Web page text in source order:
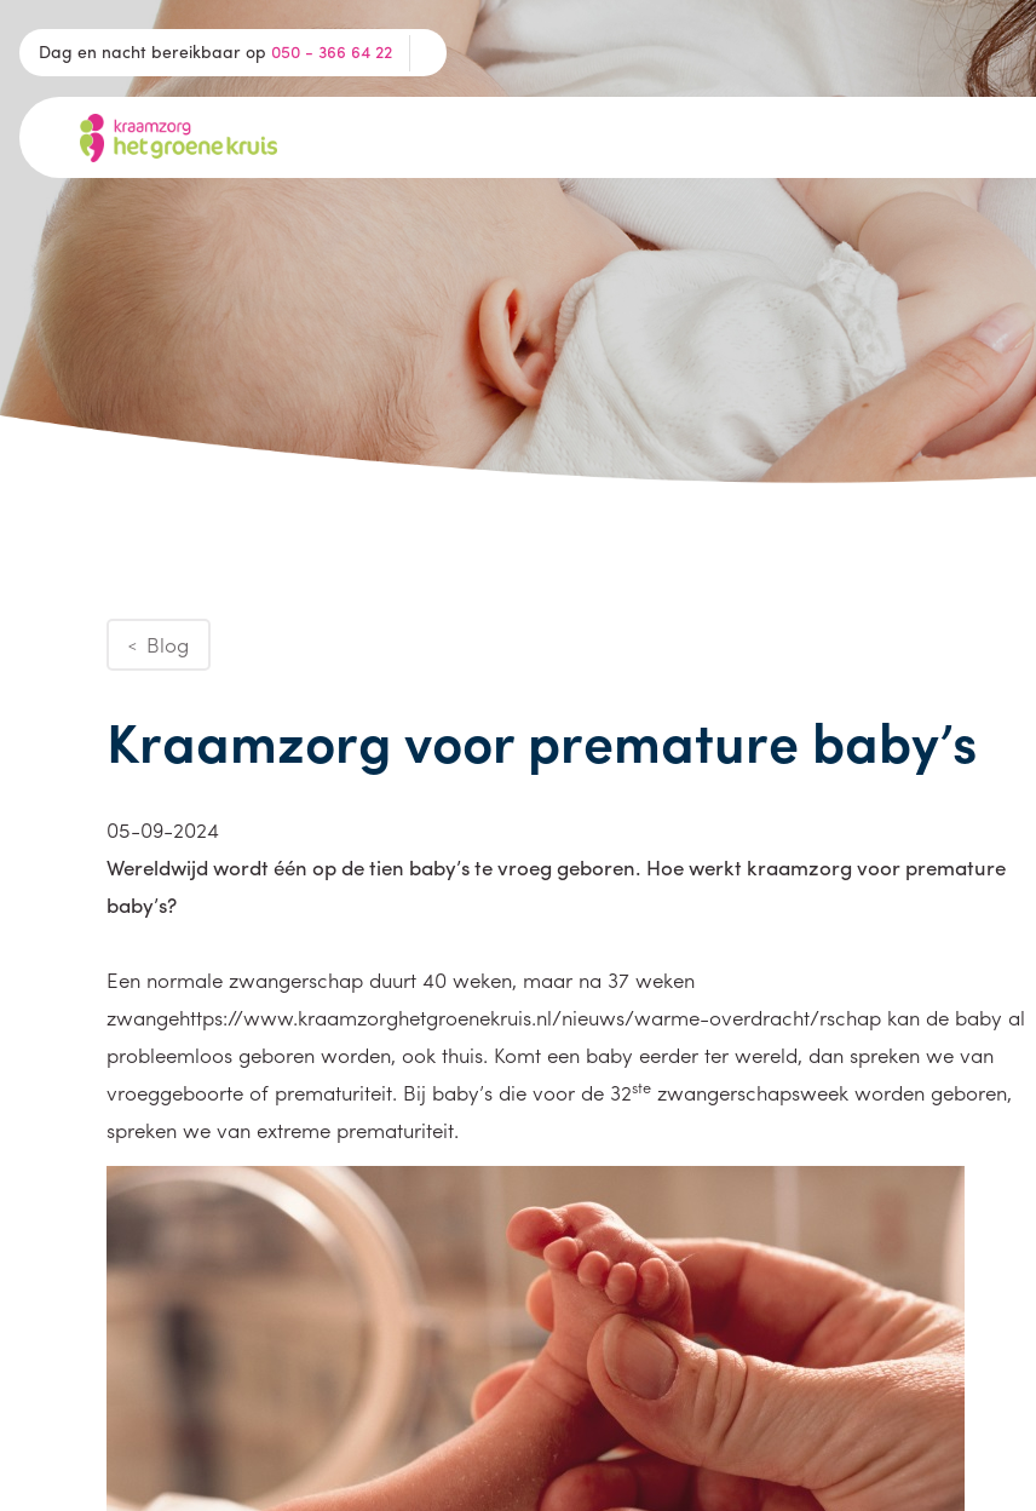
Dag en nacht bereikbaar op 050 - 366 64 22
< Blog
Kraamzorg voor premature baby’s
05-09-2024
Wereldwijd wordt één op de tien baby’s te vroeg geboren. Hoe werkt kraamzorg voor premature
baby’s?
Een normale zwangerschap duurt 40 weken, maar na 37 weken
zwangehttps://www.kraamzorghetgroenekruis.nl/nieuws/warme-overdracht/rschap kan de baby al
probleemloos geboren worden, ook thuis. Komt een baby eerder ter wereld, dan spreken we van
vroeggeboorte of prematuriteit. Bij baby’s die voor de 32ste zwangerschapsweek worden geboren,
spreken we van extreme prematuriteit.